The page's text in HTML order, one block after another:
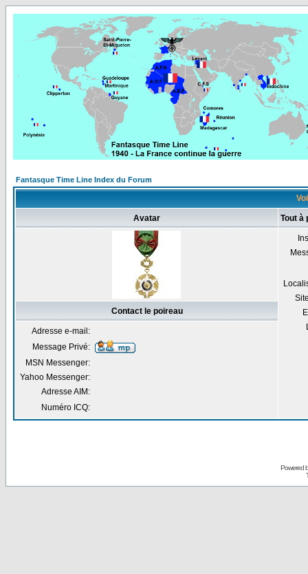
Fantasque Time Line Index du Forum
Avatar Tout à
Contact le poireau
Adresse e-mail:
Message Privé:
MSN Messenger:
Yahoo Messenger:
Adresse AIM:
Numéro ICQ:
Powered